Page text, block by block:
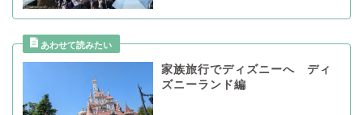
家族旅行でディズニーへ ディ
ズニーランド編